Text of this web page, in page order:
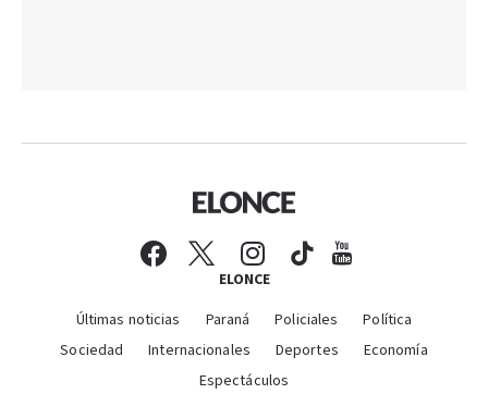
ELONCE
Últimas noticias Paraná Policiales
Política
Sociedad
Internacionales Deportes
Economía
Espectáculos